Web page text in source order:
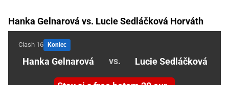
Hanka Gelnarová vs. Lucie Sedláčková Horváth
Clash 16 Koniec
Hanka Gelnarová vs. Lucie Sedláčková